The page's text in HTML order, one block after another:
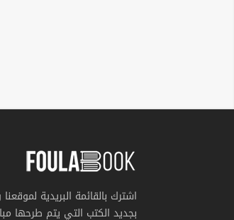
اشترك بالقائمة البريدية
بجديد الكتب التي يتم طرحها